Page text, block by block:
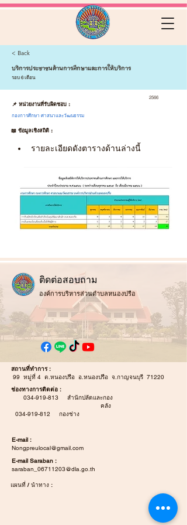
< Back
บริการประชาชนด้านการศึกษาและการให้บริการ
รอบ 6 เดือน
2566
📌 หน่วยงานที่รับผิดชอบ :
กองการศึกษา ศาสนาและวัฒนธรรม
📖 ข้อมูลเชิงสถิติ :
รายละเอียดดังตารางด้านล่างนี้
ติดต่อสอบถาม
องค์การบริหารส่วนตำบลหนองปรือ
สถานที่ทำการ :
99 หมู่ที่ 4 ต.หนองปรือ อ.หนองปรือ จ.กาญจนบุรี 71220
ช่องทางการติดต่อ :
034-919-813 สำนักปลัดและกอง
คลัง
034-919-812 กองช่าง
E-mail :
Nongpreulocal@gmail.com
E-mail Saraban :
saraban_06711203@dla.go.th
แผนที่ / นำทาง :